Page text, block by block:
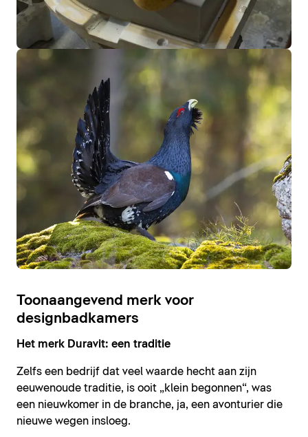
Toonaangevend merk voor
designbadkamers
Het merk Duravit: een traditie
Zelfs een bedrijf dat veel waarde hecht aan zijn
eeuwenoude traditie, is ooit „klein begonnen“, was
een nieuwkomer in de branche, ja, een avonturier die
nieuwe wegen insloeg.